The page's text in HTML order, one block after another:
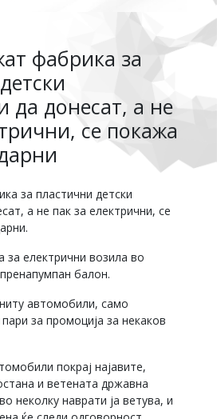
фабрика за
да донесат, а не
се покажа
за пластични детски
а не пак за електрични, се
за електрични возила во
балон.
автомобили, само
за промоција за некаков
покрај најавите,
и ветената државна
неколку наврати ја ветува, и